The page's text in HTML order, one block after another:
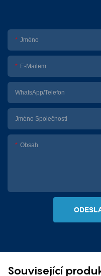
Jméno
E-Mailem
WhatsApp/telefon
Jméno Společnosti
Obsah
Související